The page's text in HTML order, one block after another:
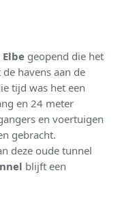
geopend die het
havens aan de
tijd was het een
en 24 meter
en voertuigen
gebracht.
deze oude tunnel
blijft een